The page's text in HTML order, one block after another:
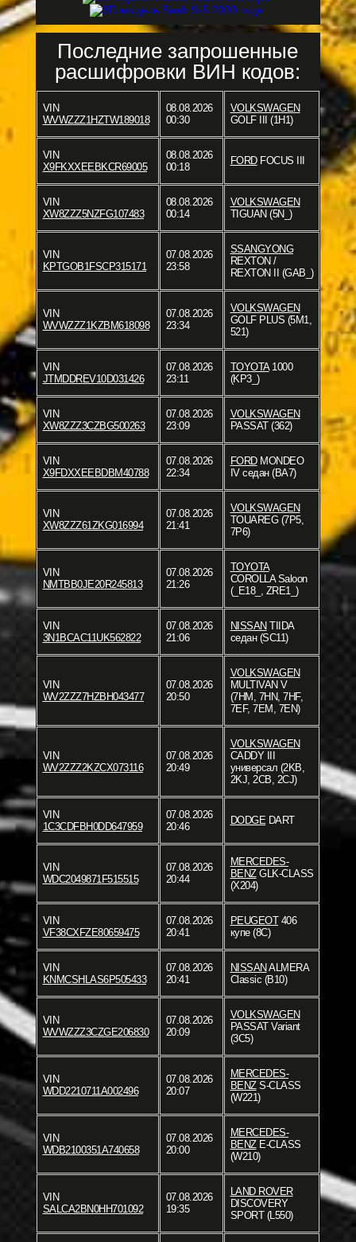
Последние запрошенные
расшифровки ВИН кодов:
VIN
WVWZZZ1HZTW189018
08.08.2026
00:30
VOLKSWAGEN
GOLF III (1H1)
VIN
X9FKXXEEBKCR69005
08.08.2026
00:18
FORDFOCUS III
VIN
XW8ZZZ5NZFG107483
08.08.2026
00:14
VOLKSWAGEN
TIGUAN (5N_)
VIN
KPTGOB1FSCP315171
07.08.2026
23:58
SSANGYONG
REXTON /
REXTON II (GAB_)
VIN
WVWZZZ1KZBM618098
07.08.2026
23:34
VOLKSWAGEN
GOLF PLUS (5M1,
521)
VIN
JTMDDREV10D031426
07.08.2026
23:11
TOYOTA1000
(KP3_)
VIN
XW8ZZZ3CZBG500263
07.08.2026
23:09
VOLKSWAGEN
PASSAT (362)
VIN
X9FDXXEEBDBM40788
07.08.2026
22:34
FORDMONDEO
IV седан (BA7)
VIN
XW8ZZZ61ZKG016994
07.08.2026
21:41
VOLKSWAGEN
TOUAREG (7P5,
7P6)
VIN
NMTBB0JE20R245813
07.08.2026
21:26
TOYOTA
COROLLA Saloon
(_E18_, ZRE1_)
VIN
3N1BCAC11UK562822
07.08.2026
21:06
NISSAN TIIDA
седан (SC11)
VIN
WV2ZZZ7HZBH043477
07.08.2026
20:50
VOLKSWAGEN
MULTIVAN V
(7HM, 7HN, 7HF,
7EF, 7EM, 7EN)
VIN
WV2ZZZ2KZCX073116
07.08.2026
20:49
VOLKSWAGEN
CADDY III
универсал (2KB,
2KJ, 2CB, 2CJ)
VIN
1C3CDFBH0DD647959
07.08.2026
20:46
DODGEDART
VIN
WDC2049871F515515
07.08.2026
20:44
MERCEDES-
BENZGLK-CLASS
(X204)
VIN
VF38CXFZE80659475
07.08.2026
20:41
PEUGEOT406
купе (8C)
VIN
KNMCSHLAS6P505433
07.08.2026
20:41
NISSAN ALMERA
Classic (B10)
VIN
WVWZZZ3CZGE206830
07.08.2026
20:09
VOLKSWAGEN
PASSAT Variant
(3C5)
VIN
WDD2210711A002496
07.08.2026
20:07
MERCEDES-
BENZS-CLASS
(W221)
VIN
WDB2100351A740658
07.08.2026
20:00
MERCEDES-
BENZE-CLASS
(W210)
VIN
SALCA2BN0HH701092
07.08.2026
19:35
LAND ROVER
DISCOVERY
SPORT (L550)